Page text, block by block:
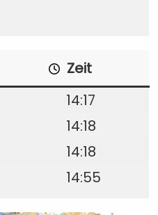
Zeit
14:17
14:18
14:18
14:55